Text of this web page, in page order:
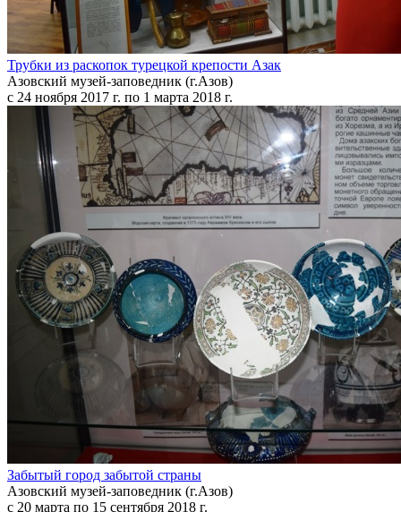
Трубки из раскопок турецкой крепости Азак
Азовский музей-заповедник (г.Азов)
с 24 ноября 2017 г. по 1 марта 2018 г.
Забытый город забытой страны
Азовский музей-заповедник (г.Азов)
с 20 марта по 15 сентября 2018 г.